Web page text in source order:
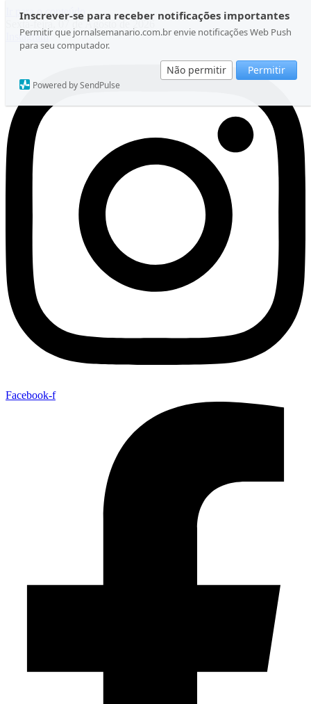
Inscrever-se para receber notificações importantes
Permitir que jornalsemanario.com.br envie notificações Web Push
para seu computador.
Não permitir Permitir
Powered by SendPulse
Ir para o conteúdo
Sexta-feira, 07 de Agosto de 2026
Instagram
Facebook-f